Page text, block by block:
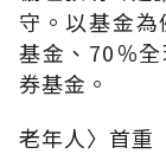
守。以基金
基金、70％
券基金。
老年人〉首重